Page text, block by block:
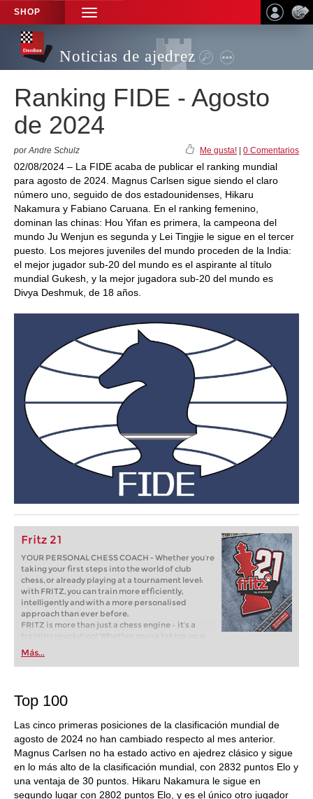
SHOP
TOGGLE
NAVIGATION
Noticias de ajedrez
Ranking FIDE - Agosto
de 2024
por Andre Schulz Me gusta! 0 Comentarios
02/08/2024 – La FIDE acaba de publicar el ranking mundial
para agosto de 2024. Magnus Carlsen sigue siendo el claro
número uno, seguido de dos estadounidenses, Hikaru
Nakamura y Fabiano Caruana. En el ranking femenino,
dominan las chinas: Hou Yifan es primera, la campeona del
mundo Ju Wenjun es segunda y Lei Tingjie le sigue en el tercer
puesto. Los mejores juveniles del mundo proceden de la India:
el mejor jugador sub-20 del mundo es el aspirante al título
mundial Gukesh, y la mejor jugadora sub-20 del mundo es
Divya Deshmuk, de 18 años.
Fritz 21
YOUR PERSONAL CHESS COACH - Whether you’re
taking your first steps into the world of club
chess, or already playing at a tournament level:
with FRITZ, you can train more efficiently,
intelligently and with a more personalised
approach than ever before.
FRITZ is more than just a chess engine – it’s a
training revolution! Whether you’re taking your
first steps into the world of club chess, or already
playing at a tournament level: with FRITZ, you can
train more efficiently, intelligently and with a
Más...
Top 100
Las cinco primeras posiciones de la clasificación mundial de
agosto de 2024 no han cambiado respecto al mes anterior.
Magnus Carlsen no ha estado activo en ajedrez clásico y sigue
en lo más alto de la clasificación mundial, con 2832 puntos Elo y
una ventaja de 30 puntos. Hikaru Nakamura le sigue en
segundo lugar con 2802 puntos Elo, y es el único otro jugador